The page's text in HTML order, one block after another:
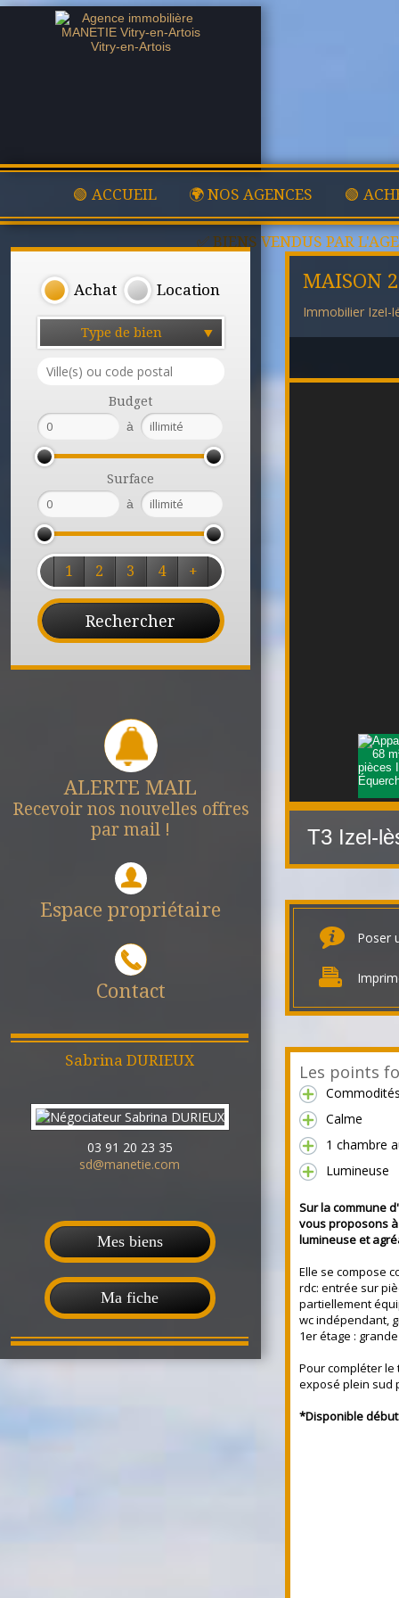
🟢 ACCUEIL 🌍 NOS AGENCES 🟢
✅ BIENS VENDUS PAR
Achat Location
Type de bien
Budget
à
Surface
à
1 2 3 4 +
ALERTE MAIL
Recevoir nos nouvelles offres
par mail !
Espace propriétaire
Contact
Sabrina DURIEUX
03 91 20 23 35
sd@manetie.com
Mes biens
Ma fiche
MAISON
Immobilier Izel-
T3 Izel-
Poser
Les points
Calme
1 chambre
Lumineuse
Sur la commune
vous proposons
lumineuse et
Elle se compose
rdc: entrée sur
partiellement
wc indépendant,
1er étage :
Pour compléter
exposé plein sud
*Disponible